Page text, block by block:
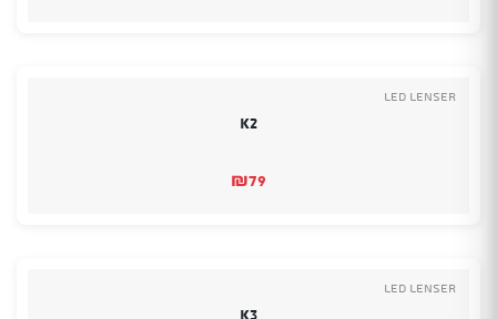
Led Lenser
K2
₪79
Led Lenser
K3